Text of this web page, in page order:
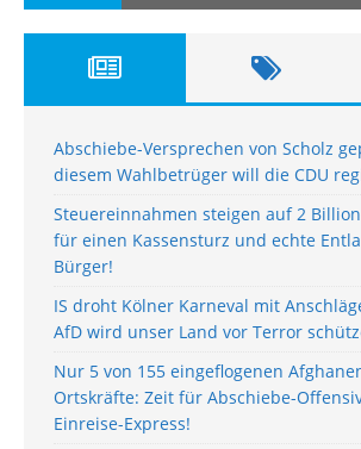
Abschiebe-Versprechen von Scholz
diesem Wahlbetrüger will die CDU
Steuereinnahmen steigen auf 2
für einen Kassensturz und echte
Bürger!
IS droht Kölner Karneval mit
AfD wird unser Land vor Terror
Nur 5 von 155 eingeflogenen
Ortskräfte: Zeit für Abschiebe-
Einreise-Express!